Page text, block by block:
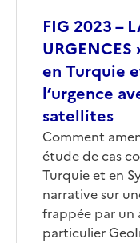
FIG 2023 –
URGENCES
en Turquie
l’urgence
satellites
Corps
Comment
étude de cas
Turquie et en
narrative sur
frappée par un
particulier